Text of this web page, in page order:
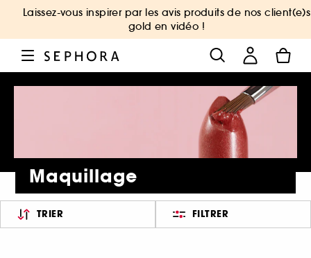
Laissez-vous inspirer par les avis produits de nos client(e)s
gold en vidéo !
Maquillage
TRIER FILTRER